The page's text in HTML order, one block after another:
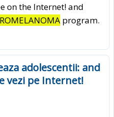
on the Internet! and
program.
adolescentii: and
vezi pe Internet!